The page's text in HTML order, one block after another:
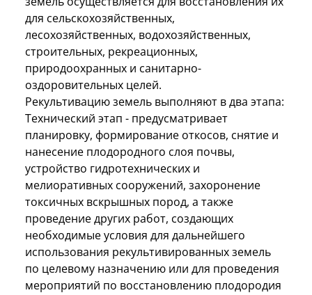
для сельскохозяйственных,
лесохозяйственных, водохозяйственных,
строительных, рекреационных,
природоохранных и санитарно-
оздоровительных целей.
Рекультивацию земель выполняют в два этапа:
Технический этап - предусматривает
планировку, формирование откосов, снятие и
нанесение плодородного слоя почвы,
устройство гидротехнических и
мелиоративных сооружений, захоронение
токсичных вскрышных пород, а также
проведение других работ, создающих
необходимые условия для дальнейшего
использования рекультивированных земель
по целевому назначению или для проведения
мероприятий по восстановлению плодородия